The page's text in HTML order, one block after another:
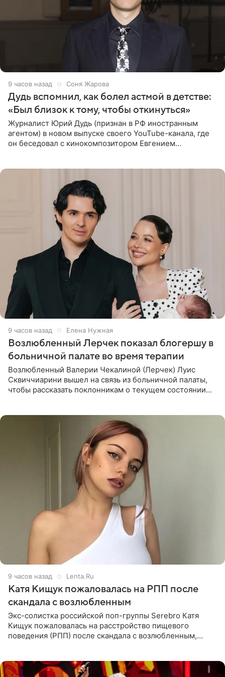
9 часов назад Соня Жарова
Дудь вспомнил, как болел астмой в детстве:
«Был близок к тому, чтобы откинуться»
Журналист Юрий Дудь (признан в РФ иностранным
агентом) в новом выпуске своего YouTube-канала, где
он беседовал с кинокомпозитором Евгением
9 часов назад Елена Нужная
Возлюбленный Лерчек показал блогершу в
больничной палате во время терапии
Возлюбленный Валерии Чекалиной (Лерчек) Луис
Сквиччиарини вышел на связь из больничной палаты,
чтобы рассказать поклонникам о текущем состоянии
9 часов назад Lenta.Ru
Катя Кищук пожаловалась на РПП после
скандала с возлюбленным
Экс-солистка российской поп-группы Serebro Катя
Кищук пожаловалась на расстройство пищевого
поведения (РПП) после скандала с возлюбленным,